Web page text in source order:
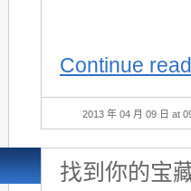
Continue
2013 年 04 月 09 日 at
找到你的宝